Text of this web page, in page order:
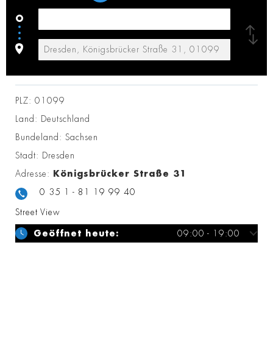
PLZ: 01099
Land: Deutschland
Bundeland: Sachsen
Stadt: Dresden
Adresse: Königsbrücker Straße 31
0 35 1 - 81 19 99 40
Street View
Geöffnet heute: 09:00 - 19:00